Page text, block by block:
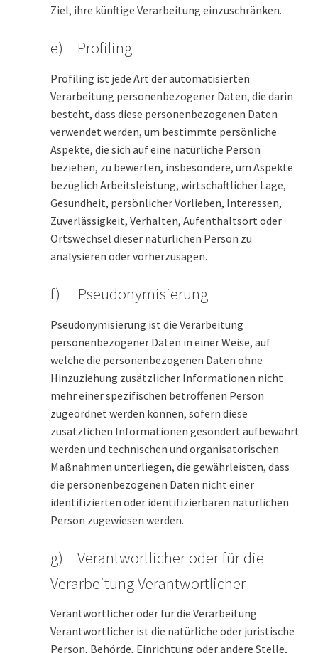
Ziel, ihre künftige Verarbeitung einzuschränken.
e) Profiling
Profiling ist jede Art der automatisierten
Verarbeitung personenbezogener Daten, die darin
besteht, dass diese personenbezogenen Daten
verwendet werden, um bestimmte persönliche
Aspekte, die sich auf eine natürliche Person
beziehen, zu bewerten, insbesondere, um Aspekte
bezüglich Arbeitsleistung, wirtschaftlicher Lage,
Gesundheit, persönlicher Vorlieben, Interessen,
Zuverlässigkeit, Verhalten, Aufenthaltsort oder
Ortswechsel dieser natürlichen Person zu
analysieren oder vorherzusagen.
f) Pseudonymisierung
Pseudonymisierung ist die Verarbeitung
personenbezogener Daten in einer Weise, auf
welche die personenbezogenen Daten ohne
Hinzuziehung zusätzlicher Informationen nicht
mehr einer spezifischen betroffenen Person
zugeordnet werden können, sofern diese
zusätzlichen Informationen gesondert aufbewahrt
werden und technischen und organisatorischen
Maßnahmen unterliegen, die gewährleisten, dass
die personenbezogenen Daten nicht einer
identifizierten oder identifizierbaren natürlichen
Person zugewiesen werden.
g) Verantwortlicher oder für die
Verarbeitung Verantwortlicher
Verantwortlicher oder für die Verarbeitung
Verantwortlicher ist die natürliche oder juristische
Person, Behörde, Einrichtung oder andere Stelle,